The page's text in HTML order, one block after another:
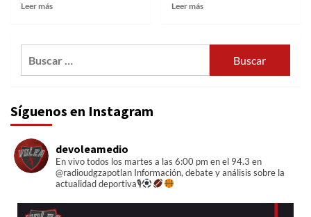
Leer más Leer más
Síguenos en Instagram
devoleamedio
En vivo todos los martes a las 6:00 pm en el 94.3 en
@radioudgzapotlan Información, debate y análisis sobre la
actualidad deportiva🎙